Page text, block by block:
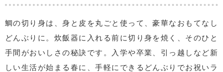
鯛の切り身は、身と皮を丸ごと使って、豪華なおもてなし
どんぶりに。炊飯器に入れる前に切り身を焼く、そのひと
手間がおいしさの秘訣です。入学や卒業、引っ越しなど新
しい生活が始まる春に、手軽にできるどんぶりでお祝いラ